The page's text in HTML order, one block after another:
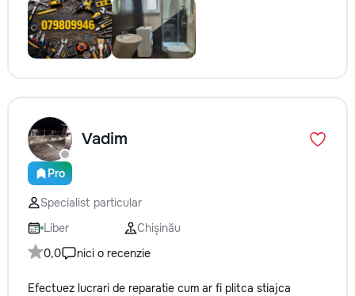
Pro
Vadim
Specialist particular
Liber
Chișinău
0,0
nici o recenzie
Efectuez lucrari de reparatie cum ar fi plitca stiajca